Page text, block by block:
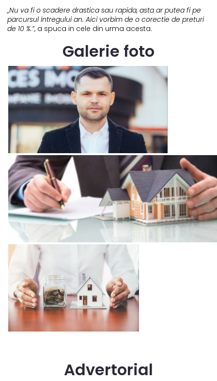
„Nu va fi o scadere drastica sau rapida, asta ar putea fi pe
parcursul intregului an. Aici vorbim de o corectie de preturi
de 10 %.”, a spuca in cele din urma acesta.
Galerie foto
Advertorial